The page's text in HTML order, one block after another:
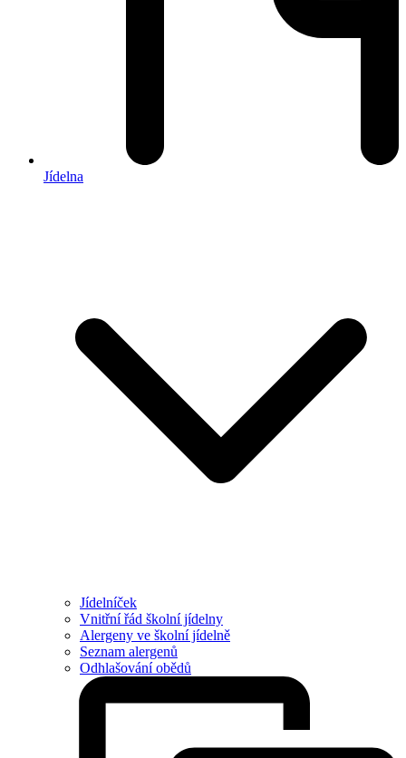
Jídelna
Jídelníček
Vnitřní řád školní jídelny
Alergeny ve školní jídelně
Seznam alergenů
Odhlašování obědů